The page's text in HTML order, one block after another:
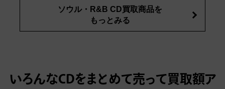
ソウル・R&B CD買取商品を
もっとみる
いろんなCDをまとめて売って 買取額ア